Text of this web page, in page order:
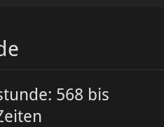
568 bis